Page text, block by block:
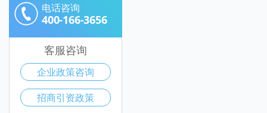
电话咨询
400-166-3656
客服咨询
企业政策咨询
招商引资政策